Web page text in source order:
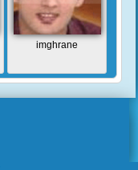
imghrane